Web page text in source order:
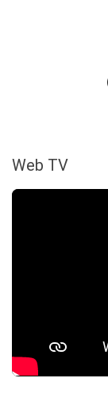
Web TV